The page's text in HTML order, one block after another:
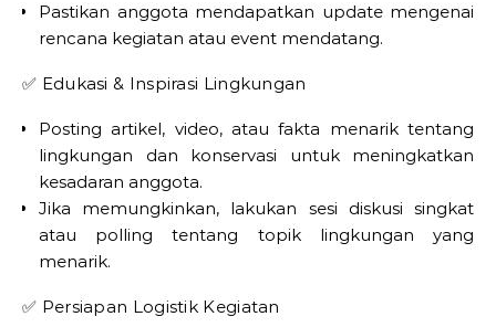
Pastikan anggota mendapatkan update mengenai
rencana kegiatan atau event mendatang.
✅ Edukasi & Inspirasi Lingkungan
Posting artikel, video, atau fakta menarik tentang
lingkungan dan konservasi untuk meningkatkan
kesadaran anggota.
Jika memungkinkan, lakukan sesi diskusi singkat
atau polling tentang topik lingkungan yang
menarik.
✅ Persiapan Logistik Kegiatan